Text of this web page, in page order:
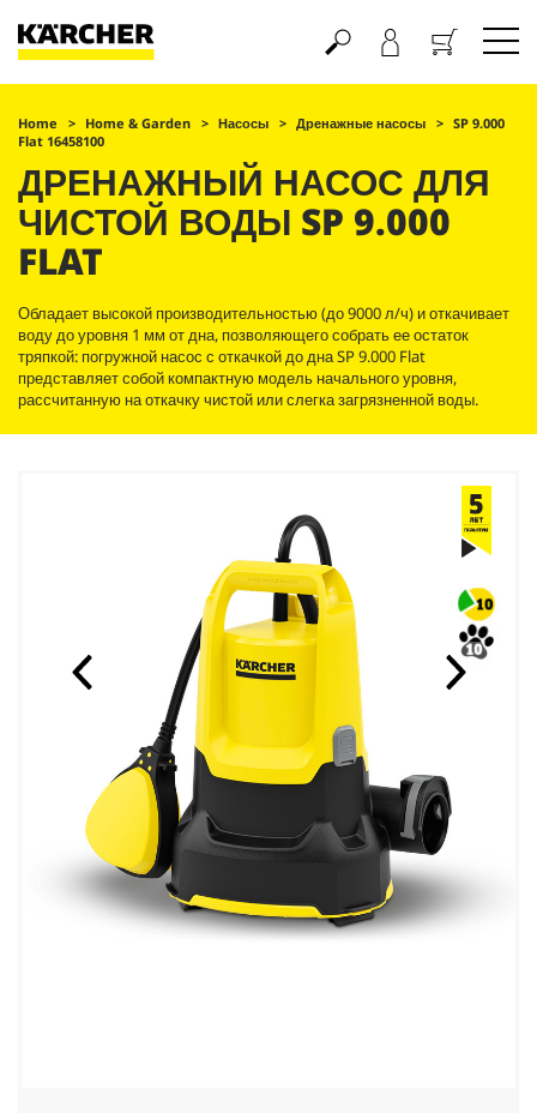
Корзина
Home Home & Garden Насосы Дренажные насосы
SP 9.000
Flat 16458100
ДРЕНАЖНЫЙ НАСОС ДЛЯ
ЧИСТОЙ ВОДЫ SP 9.000
FLAT
Обладает высокой производительностью (до 9000 л/ч) и откачивает
воду до уровня 1 мм от дна, позволяющего собрать ее остаток
тряпкой: погружной насос с откачкой до дна SP 9.000 Flat
представляет собой компактную модель начального уровня,
рассчитанную на откачку чистой или слегка загрязненной воды.